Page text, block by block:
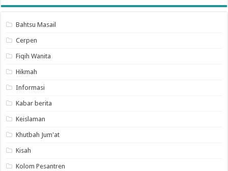
Bahtsu Masail
Cerpen
Fiqih Wanita
Hikmah
Informasi
Kabar berita
Keislaman
Khutbah Jum'at
Kisah
Kolom Pesantren